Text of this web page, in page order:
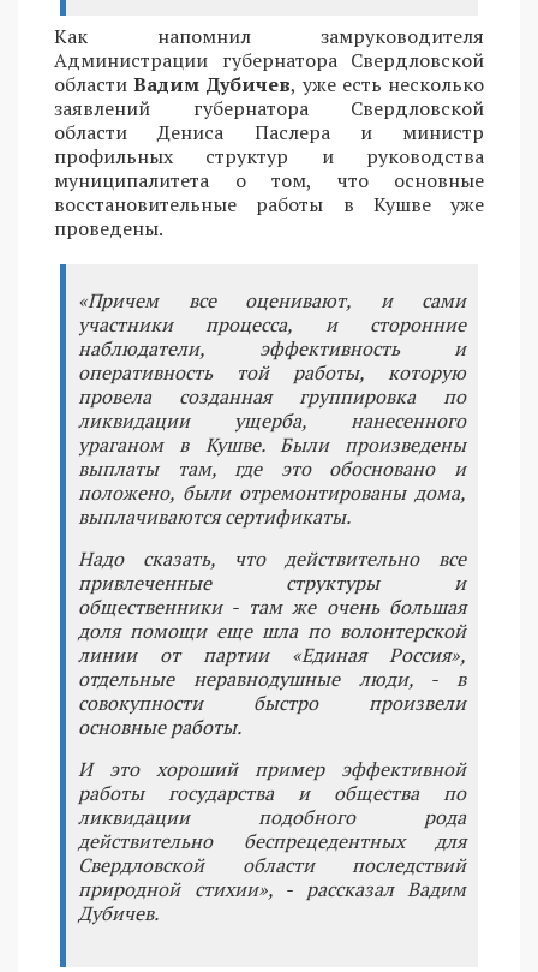
Как напомнил замруководителя
Администрации губернатора Свердловской
областиВадим Дубичев, уже есть несколько
заявлений губернатора Свердловской
области Дениса Паслера и министр
профильных структур и руководства
муниципалитета о том, что основные
восстановительные работы в Кушве уже
проведены.
«Причем все оценивают, и сами
участники процесса, и сторонние
наблюдатели, эффективность и
оперативность той работы, которую
провела созданная группировка по
ликвидации ущерба, нанесенного
ураганом в Кушве. Были произведены
выплаты там, где это обосновано и
положено, были отремонтированы дома,
выплачиваются сертификаты.
Надо сказать, что действительно все
привлеченные структуры и
общественники - там же очень большая
доля помощи еще шла по волонтерской
линии от партии «Единая Россия»,
отдельные неравнодушные люди, - в
совокупности быстро произвели
основные работы.
И это хороший пример эффективной
работы государства и общества по
ликвидации подобного рода
действительно беспрецедентных для
Свердловской области последствий
природной стихии», - рассказал Вадим
Дубичев.